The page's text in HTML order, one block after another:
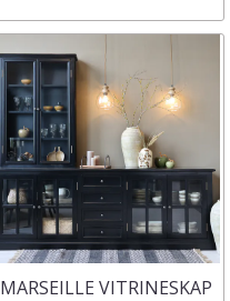
MARSEILLE VITRINESKAP